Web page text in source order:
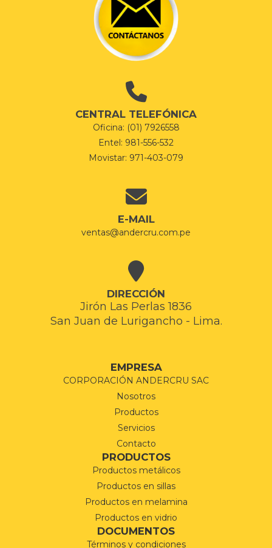
CENTRAL TELEFÓNICA
Oficina: (01) 7926558
Entel: 981-556-532
Movistar: 971-403-079
E-MAIL
ventas@andercru.com.pe
DIRECCIÓN
Jirón Las Perlas 1836
San Juan de Lurigancho - Lima.
EMPRESA
CORPORACIÓN ANDERCRU SAC
Nosotros
Productos
Servicios
Contacto
PRODUCTOS
Productos metálicos
Productos en sillas
Productos en melamina
Productos en vidrio
DOCUMENTOS
Términos y condiciones